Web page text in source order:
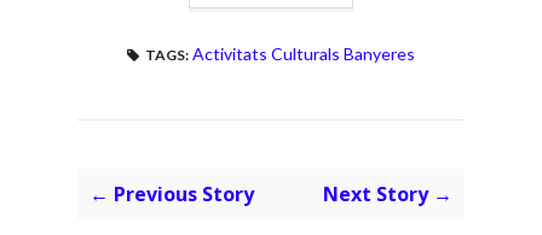
TAGS: Activitats Culturals Banyeres
← Previous Story Next Story →